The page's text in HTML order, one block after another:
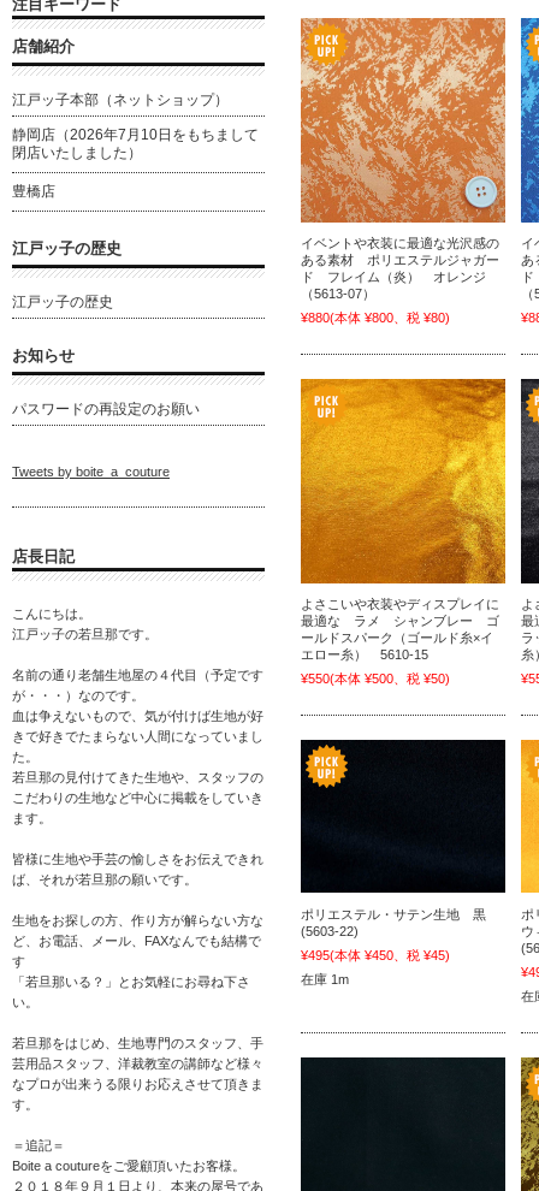
イベントや衣装に最適な光沢感の
ある素材 ポリエステルジャガー
ド フレイム（炎） オレンジ
（5613-07）
¥880(本体 ¥800、税 ¥80)
イ
あ
よさこいや衣装やディスプレイに
最適な ラメ シャンブレー ゴ
ールドスパーク（ゴールド糸×イ
エロー糸） 5610-15
¥550(本体 ¥500、税 ¥50)
よ
最
ラ
糸
ポリエステル・サテン生地 黒
(5603-22)
¥495(本体 ¥450、税 ¥45)
在庫 1m
ポ
ウ
在
注目キーワード
店舗紹介
江戸ッ子本部（ネットショップ）
静岡店（2026年7月10日をもちまして
閉店いたしました）
豊橋店
江戸ッ子の歴史
江戸ッ子の歴史
お知らせ
パスワードの再設定のお願い
Tweets by boite_a_couture
店長日記
こんにちは。
江戸ッ子の若旦那です。
名前の通り老舗生地屋の４代目（予定です
が・・・）なのです。
血は争えないもので、気が付けば生地が好
きで好きでたまらない人間になっていまし
た。
若旦那の見付けてきた生地や、スタッフの
こだわりの生地など中心に掲載をしていき
ます。
皆様に生地や手芸の愉しさをお伝えできれ
ば、それが若旦那の願いです。
生地をお探しの方、作り方が解らない方な
ど、お電話、メール、FAXなんでも結構で
す
「若旦那いる？」とお気軽にお尋ね下さ
い。
若旦那をはじめ、生地専門のスタッフ、手
芸用品スタッフ、洋裁教室の講師など様々
なプロが出来うる限りお応えさせて頂きま
す。
＝追記＝
Boite a coutureをご愛顧頂いたお客様。
２０１８年９月１日より、本来の屋号であ